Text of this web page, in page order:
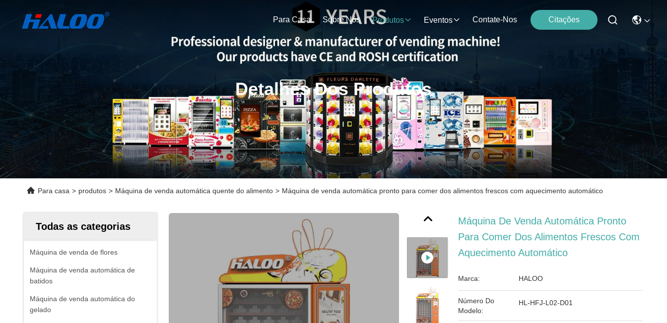
Para Casa Sobre Nós Produtos Eventos Contate-Nos Citações
Detalhes Dos Produtos
Para casa > produtos > Máquina de venda automática quente do alimento > Máquina de venda automática pronto para comer dos alimentos frescos com aquecimento automático
Todas as categorias
Máquina de venda de flores
Máquina de venda automática de
batidos
Máquina de venda automática do
gelado
Máquina De Venda Automática Pronto
Para Comer Dos Alimentos Frescos Com
Aquecimento Automático
Marca: HALOO
Número Do
Modelo:
HL-HFJ-L02-D01